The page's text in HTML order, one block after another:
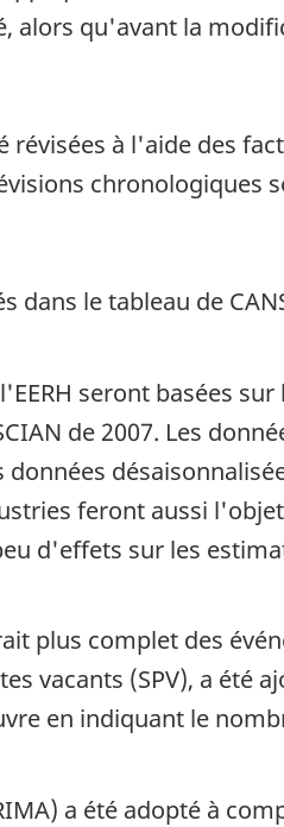
alors qu'avant la
à l'aide des
chronologiques
dans le tableau de
seront basées
de 2007. Les
feront aussi
d'effets sur les
plus complet des
vacants (SPV), a été
en indiquant le
a été adopté à